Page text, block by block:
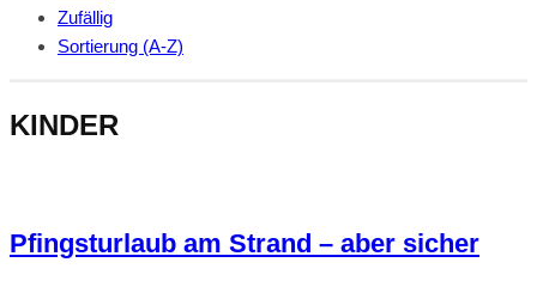
Zufällig
Sortierung (A-Z)
KINDER
Pfingsturlaub am Strand – aber sicher